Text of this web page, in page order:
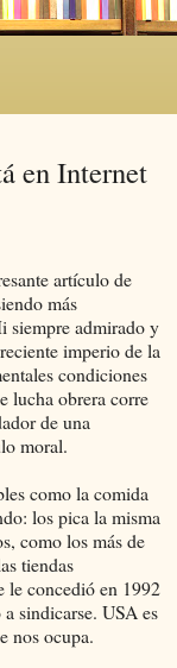
en Internet
artículo de
más
siempre admirado y
imperio de la
condiciones
lucha obrera corre
de una
moral.
como la comida
los pica la misma
como los más de
tiendas
le concedió en 1992
sindicarse. USA es
nos ocupa.